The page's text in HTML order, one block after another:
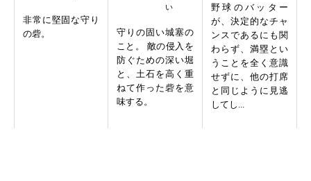
非常に堅固な守り
の砦。
守りの固い城塞の
こと。 敵の侵入を
防ぐための深い堀
と、土石を高く重
ねて作った砦を意
味する。
野球のバッター
が、決定的なチャ
ンスであるにも関
わらず、満塁とい
うことを全く意識
せずに、他の打席
と同じように見逃
してし...